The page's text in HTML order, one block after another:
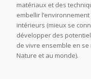
matériaux et des
embellir
intérieurs (mieux se
développer des
de vivre ensemble en
Nature et au monde).